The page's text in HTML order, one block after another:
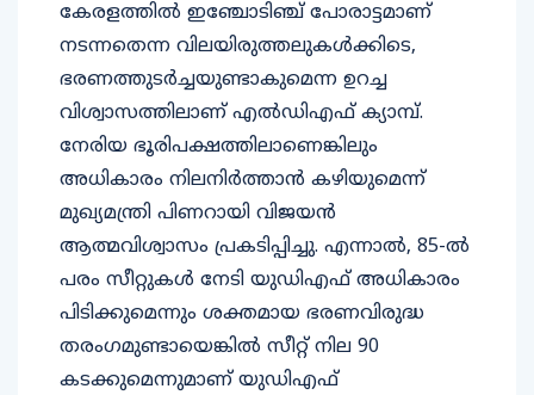
കേരളത്തിൽ ഇഞ്ചോടിഞ്ച് പോരാട്ടമാണ്
നടന്നതെന്ന വിലയിരുത്തലുകൾക്കിടെ,
ഭരണത്തുടർച്ചയുണ്ടാകുമെന്ന ഉറച്ച
വിശ്വാസത്തിലാണ് എൽഡിഎഫ് ക്യാമ്പ്.
നേരിയ ഭൂരിപക്ഷത്തിലാണെങ്കിലും
അധികാരം നിലനിർത്താൻ കഴിയുമെന്ന്
മുഖ്യമന്ത്രി പിണറായി വിജയൻ
ആത്മവിശ്വാസം പ്രകടിപ്പിച്ചു. എന്നാൽ, 85-ൽ
പരം സീറ്റുകൾ നേടി യുഡിഎഫ് അധികാരം
പിടിക്കുമെന്നും ശക്തമായ ഭരണവിരുദ്ധ
തരംഗമുണ്ടായെങ്കിൽ സീറ്റ് നില 90
കടക്കുമെന്നുമാണ് യുഡിഎഫ്